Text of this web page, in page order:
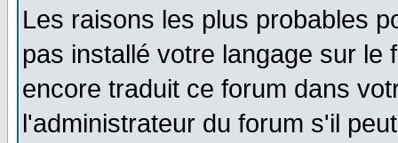
Les raisons les plus probables
pas installé votre langage sur le
encore traduit ce forum dans
l'administrateur du forum s'il